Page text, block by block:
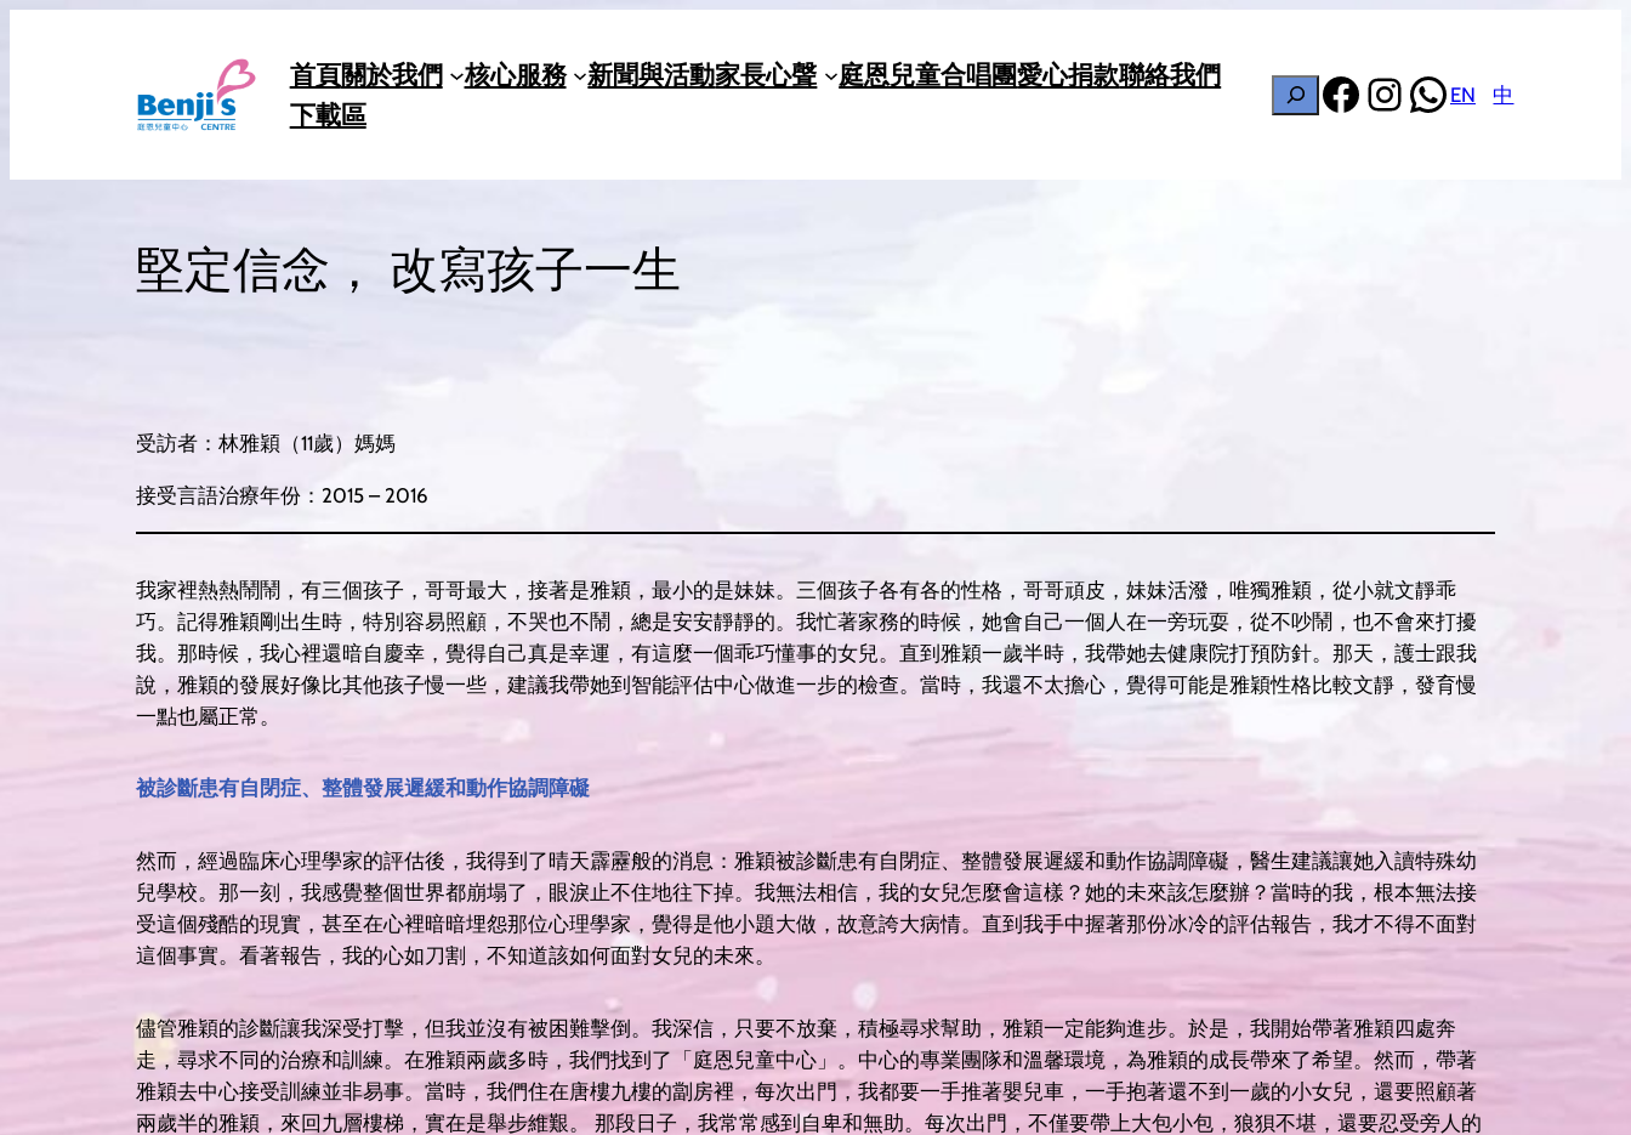
首頁關於我們 核心服務 新聞與活動家長心聲 庭恩兒童合唱團愛心捐款聯絡我們
下載區
搜
尋
Facebook
Instagram
WhatsApp
EN 中
堅定信念， 改寫孩子一生
受訪者：林雅穎（11歲）媽媽
接受言語治療年份：2015 – 2016
我家裡熱熱鬧鬧，有三個孩子，哥哥最大，接著是雅穎，最小的是妹妹。三個孩子各有各的性格，哥哥頑皮，妹妹活潑，唯獨雅穎，從小就文靜乖
巧。記得雅穎剛出生時，特別容易照顧，不哭也不鬧，總是安安靜靜的。我忙著家務的時候，她會自己一個人在一旁玩耍，從不吵鬧，也不會來打擾
我。那時候，我心裡還暗自慶幸，覺得自己真是幸運，有這麼一個乖巧懂事的女兒。直到雅穎一歲半時，我帶她去健康院打預防針。那天，護士跟我
說，雅穎的發展好像比其他孩子慢一些，建議我帶她到智能評估中心做進一步的檢查。當時，我還不太擔心，覺得可能是雅穎性格比較文靜，發育慢
一點也屬正常。
被診斷患有自閉症、整體發展遲緩和動作協調障礙
然而，經過臨床心理學家的評估後，我得到了晴天霹靂般的消息：雅穎被診斷患有自閉症、整體發展遲緩和動作協調障礙，醫生建議讓她入讀特殊幼
兒學校。那一刻，我感覺整個世界都崩塌了，眼淚止不住地往下掉。我無法相信，我的女兒怎麼會這樣？她的未來該怎麼辦？當時的我，根本無法接
受這個殘酷的現實，甚至在心裡暗暗埋怨那位心理學家，覺得是他小題大做，故意誇大病情。直到我手中握著那份冰冷的評估報告，我才不得不面對
這個事實。看著報告，我的心如刀割，不知道該如何面對女兒的未來。
儘管雅穎的診斷讓我深受打擊，但我並沒有被困難擊倒。我深信，只要不放棄，積極尋求幫助，雅穎一定能夠進步。於是，我開始帶著雅穎四處奔
走，尋求不同的治療和訓練。在雅穎兩歲多時，我們找到了「庭恩兒童中心」。中心的專業團隊和溫馨環境，為雅穎的成長帶來了希望。然而，帶著
雅穎去中心接受訓練並非易事。當時，我們住在唐樓九樓的劏房裡，每次出門，我都要一手推著嬰兒車，一手抱著還不到一歲的小女兒，還要照顧著
兩歲半的雅穎，來回九層樓梯，實在是舉步維艱。 那段日子，我常常感到自卑和無助。每次出門，不僅要帶上大包小包，狼狽不堪，還要忍受旁人的